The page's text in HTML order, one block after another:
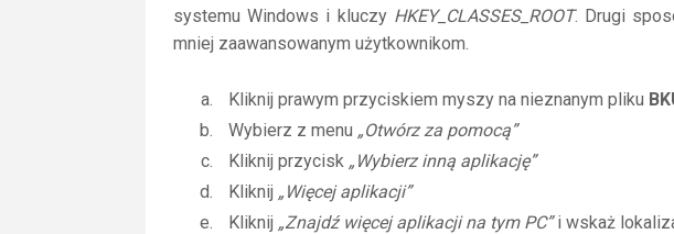
systemu Windows i kluczy HKEY_CLASSES_ROOT. Drugi
mniej zaawansowanym użytkownikom.
Kliknij prawym przyciskiem myszy na nieznanym pliku
Wybierz z menu „Otwórz za pomocą”
Kliknij przycisk „Wybierz inną aplikację”
Kliknij „Więcej aplikacji”
Kliknij „Znajdź więcej aplikacji na tym PC”i wskaż